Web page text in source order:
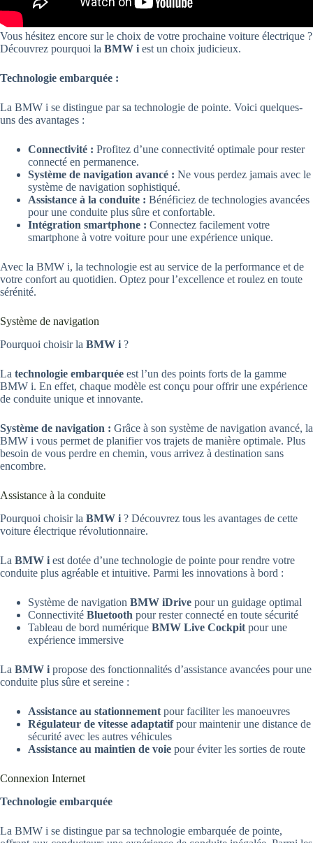
Vous hésitez encore sur le choix de votre prochaine voiture électrique ?
Découvrez pourquoi la BMW i est un choix judicieux.
Technologie embarquée :
La BMW i se distingue par sa technologie de pointe. Voici quelques-
uns des avantages :
Connectivité : Profitez d’une connectivité optimale pour rester
connecté en permanence.
Système de navigation avancé : Ne vous perdez jamais avec le
système de navigation sophistiqué.
Assistance à la conduite : Bénéficiez de technologies avancées
pour une conduite plus sûre et confortable.
Intégration smartphone : Connectez facilement votre
smartphone à votre voiture pour une expérience unique.
Avec la BMW i, la technologie est au service de la performance et de
votre confort au quotidien. Optez pour l’excellence et roulez en toute
sérénité.
Système de navigation
Pourquoi choisir la BMW i ?
La technologie embarquée est l’un des points forts de la gamme
BMW i. En effet, chaque modèle est conçu pour offrir une expérience
de conduite unique et innovante.
Système de navigation : Grâce à son système de navigation avancé, la
BMW i vous permet de planifier vos trajets de manière optimale. Plus
besoin de vous perdre en chemin, vous arrivez à destination sans
encombre.
Assistance à la conduite
Pourquoi choisir la BMW i ? Découvrez tous les avantages de cette
voiture électrique révolutionnaire.
La BMW i est dotée d’une technologie de pointe pour rendre votre
conduite plus agréable et intuitive. Parmi les innovations à bord :
Système de navigation BMW iDrive pour un guidage optimal
Connectivité Bluetooth pour rester connecté en toute sécurité
Tableau de bord numérique BMW Live Cockpit pour une
expérience immersive
La BMW i propose des fonctionnalités d’assistance avancées pour une
conduite plus sûre et sereine :
Assistance au stationnement pour faciliter les manoeuvres
Régulateur de vitesse adaptatifpour maintenir une distance de
sécurité avec les autres véhicules
Assistance au maintien de voie pour éviter les sorties de route
Connexion Internet
Technologie embarquée
La BMW i se distingue par sa technologie embarquée de pointe,